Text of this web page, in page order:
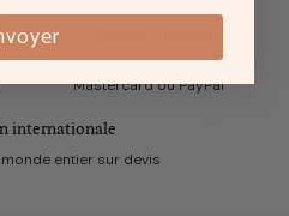
Règlement par CB, Visa,
Mastercard ou PayPal
internationale
entier sur devis